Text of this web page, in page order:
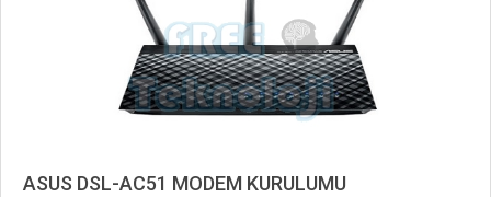
ASUS DSL-AC51 MODEM KURULUMU